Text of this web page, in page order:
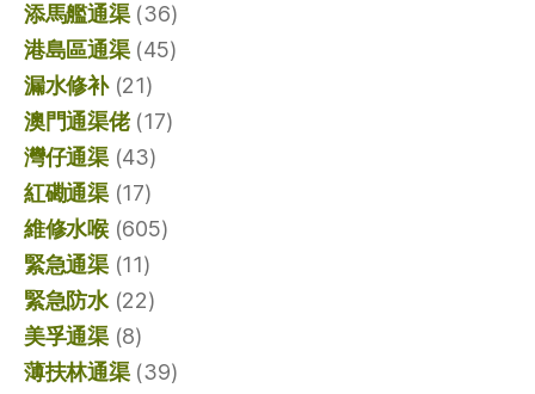
添馬艦通渠(36)
港島區通渠(45)
漏水修补(21)
澳門通渠佬(17)
灣仔通渠(43)
紅磡通渠(17)
維修水喉(605)
緊急通渠(11)
緊急防水(22)
美孚通渠(8)
薄扶林通渠(39)